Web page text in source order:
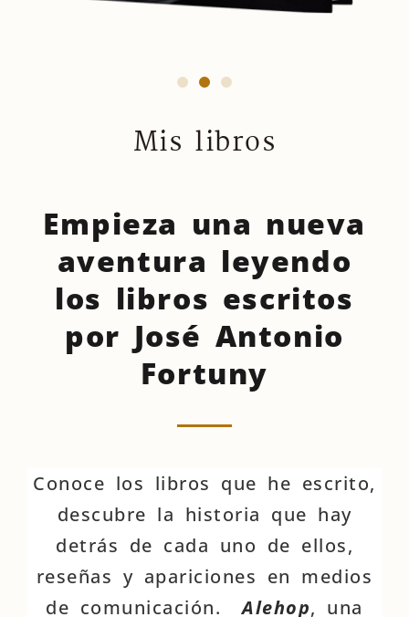
Mis libros
Empieza una nueva
aventura leyendo
los libros escritos
por José Antonio
Fortuny
Conoce los libros que he escrito,
descubre la historia que hay
detrás de cada uno de ellos,
reseñas y apariciones en medios
de comunicación.Alehop, una